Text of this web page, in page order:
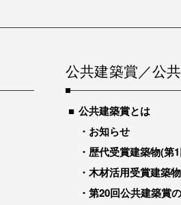
公共建築賞／公
公共建築賞とは
お知らせ
歴代受賞建築物(第
木材活用受賞建築
第20回公共建築賞